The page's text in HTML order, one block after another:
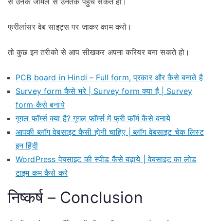
फ्रीलांसर वेब साइट्स पर जाकर काम करो।
तो कुछ इन तरीको से आप सीखकर अपना करियर बना सकते हो।
PCB board in Hindi – Full form, प्रकार और कैसे बनाते है
Survey form कैसे भरे | Survey form क्या है | Survey
form कैसे बनाये
गूगल फॉर्म्स क्या है? गूगल फॉर्म्स में फ्री फॉर्म कैसे बनाये
आपकी ब्लॉग वेबसाइट कैसी होनी चाहिए | ब्लॉग वेबसाइट चेक लिस्ट
इन हिंदी
WordPress वेबसाइट की स्पीड कैसे बढ़ाये | वेबसाइट का लोड
टाइम कम कैसे करे
निष्कर्ष – Conclusion